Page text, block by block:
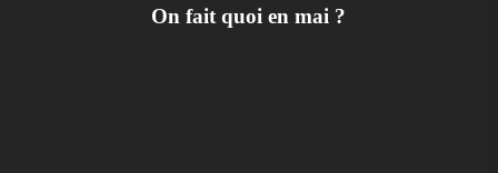
On fait quoi en mai ?